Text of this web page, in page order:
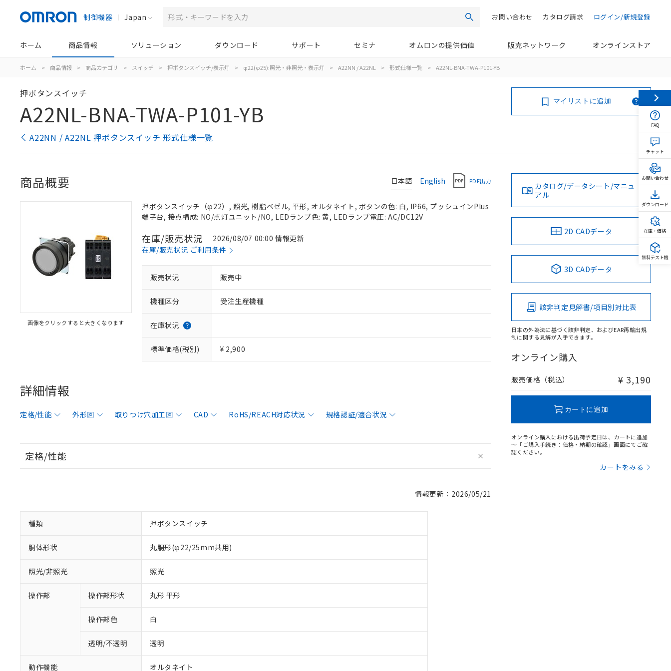
制御機器 Japan 検索 ログイン/新規登録
カタログ請求
お問い合わせ
ホーム 商品情報 ソリューション ダウンロード サポート セミナ オムロンの提供価値 販売ネットワーク オンラインストア
ホーム > 商品情報 > 商品カテゴリ > スイッチ > 押ボタンスイッチ/表示灯 > φ22(φ25):照光・非照光・表示灯 > A22NN / A22NL > 形式仕様一覧 > A22NL-BNA-TWA-P101-YB
押ボタンスイッチ
A22NL-BNA-TWA-P101-YB
A22NN / A22NL 押ボタンスイッチ 形式仕様一覧
マイリストに追加
日本語 English PDF出力
商品概要
画像をクリックすると大きくなります
押ボタンスイッチ（φ22）, 照光, 樹脂ベゼル, 平形, オルタネイト, ボタンの色: 白, IP66, プッシュインPlus
端子台, 接点構成: NO/点灯ユニット/NO, LEDランプ色: 黄, LEDランプ電圧: AC/DC12V
在庫/販売状況
2026/08/07 00:00 情報更新
在庫/販売状況 ご利用条件
販売状況 販売中
機種区分 受注生産機種
在庫状況
標準価格(税別) ¥ 2,900
詳細情報
定格/性能 外形図 取りつけ穴加工図 CAD RoHS/REACH対応状況 規格認証/適合状況
定格/性能
情報更新：2026/05/21
種類 押ボタンスイッチ
胴体形状 丸胴形(φ22/25mm共用)
照光/非照光 照光
操作部 操作部形状 丸形 平形
操作部色 白
透明/不透明 透明
動作機能 オルタネイト
カタログ/データシート/マニュ
アル
2D CADデータ
3D CADデータ
該非判定見解書/項目別対比表
日本の外為法に基づく該非判定、およびEAR再輸出規
制に関する見解が入手できます。
オンライン購入
販売価格（税込） ¥ 3,190
カートに追加
オンライン購入における出荷予定日は、カートに追加
～「ご購入手続き：価格・納期の確認」画面にてご確
認ください。
カートをみる
FAQ
チャット
お問い合わせ
ダウンロード
在庫・価格
無料テスト機